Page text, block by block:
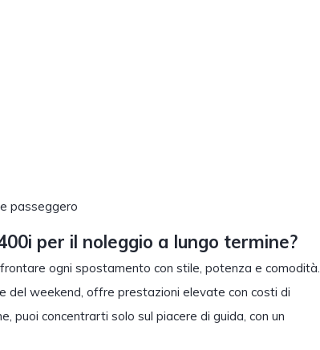
passeggero
per il noleggio a lungo termine?
ogni spostamento con stile, potenza e comodità.
weekend, offre prestazioni elevate con costi di
puoi concentrarti solo sul piacere di guida, con un